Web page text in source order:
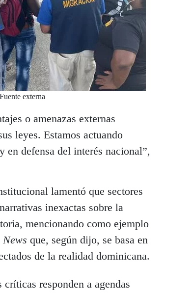
externa
o amenazas externas
leyes. Estamos actuando
defensa del interés nacional”,
lamentó que sectores
inexactas sobre la
mencionando como ejemplo
News que, según dijo, se basa en
de la realidad dominicana.
responden a agendas